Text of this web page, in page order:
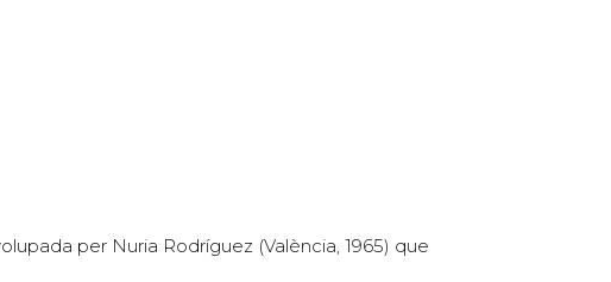
per Nuria Rodríguez (València, 1965) que